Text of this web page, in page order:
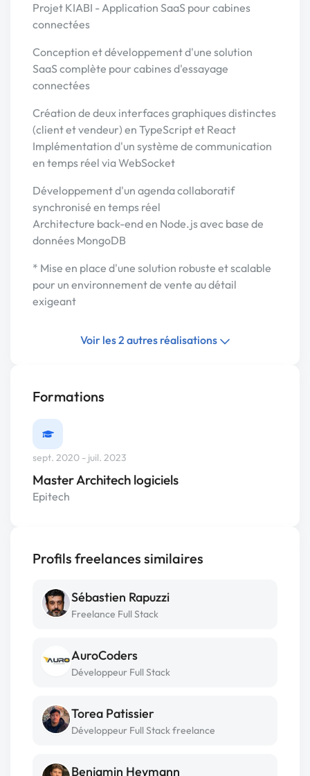
Projet KIABI - Application SaaS pour cabines
connectées
Conception et développement d'une solution
SaaS complète pour cabines d'essayage
connectées
Création de deux interfaces graphiques distinctes
(client et vendeur) en TypeScript et React
Implémentation d'un système de communication
en temps réel via WebSocket
Développement d'un agenda collaboratif
synchronisé en temps réel
Architecture back-end en Node.js avec base de
données MongoDB
* Mise en place d'une solution robuste et scalable
pour un environnement de vente au détail
exigeant
Voir les 2 autres réalisations
Formations
sept. 2020 - juil. 2023
Master Architech logiciels
Epitech
Profils freelances similaires
Sébastien Rapuzzi
Freelance Full Stack
AuroCoders
Développeur Full Stack
Torea Patissier
Développeur Full Stack freelance
Benjamin Heymann